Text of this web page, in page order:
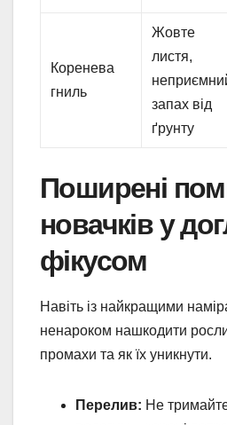
Коренева
гниль
Жовте
листя,
запах від
ґрунту
Поширені
новачків у
фікусом
Навіть із найкращими
ненароком нашкодити
промахи та як їх уникнути.
Перелив: Не